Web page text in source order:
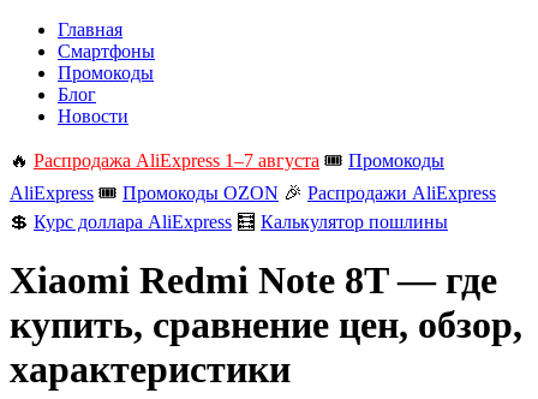
Главная
Смартфоны
Промокоды
Блог
Новости
🔥 Распродажа AliExpress 1–7 августа 🎟️ Промокоды
AliExpress 🎟️ Промокоды OZON 🎉 Распродажи AliExpress
💲 Курс доллара AliExpress 🧮 Калькулятор пошлины
Xiaomi Redmi Note 8T — где
купить, сравнение цен, обзор,
характеристики